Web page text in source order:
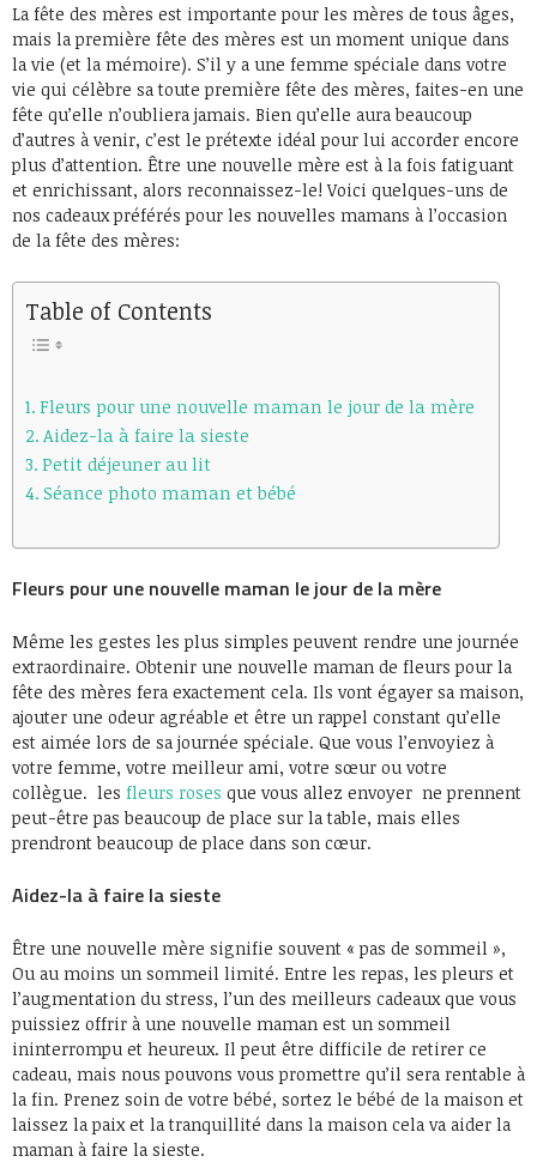
La fête des mères est importante pour les mères de tous âges,
mais la première fête des mères est un moment unique dans
la vie (et la mémoire). S’il y a une femme spéciale dans votre
vie qui célèbre sa toute première fête des mères, faites-en une
fête qu’elle n’oubliera jamais. Bien qu’elle aura beaucoup
d’autres à venir, c’est le prétexte idéal pour lui accorder encore
plus d’attention. Être une nouvelle mère est à la fois fatiguant
et enrichissant, alors reconnaissez-le! Voici quelques-uns de
nos cadeaux préférés pour les nouvelles mamans à l’occasion
de la fête des mères:
Table of Contents
Fleurs pour une nouvelle maman le jour de la mère
Aidez-la à faire la sieste
Petit déjeuner au lit
Séance photo maman et bébé
Fleurs pour une nouvelle maman le jour de la mère
Même les gestes les plus simples peuvent rendre une journée
extraordinaire. Obtenir une nouvelle maman de fleurs pour la
fête des mères fera exactement cela. Ils vont égayer sa maison,
ajouter une odeur agréable et être un rappel constant qu’elle
est aimée lors de sa journée spéciale. Que vous l’envoyiez à
votre femme, votre meilleur ami, votre sœur ou votre
collègue. les fleurs roses que vous allez envoyer ne prennent
peut-être pas beaucoup de place sur la table, mais elles
prendront beaucoup de place dans son cœur.
Aidez-la à faire la sieste
Être une nouvelle mère signifie souvent « pas de sommeil »,
Ou au moins un sommeil limité. Entre les repas, les pleurs et
l’augmentation du stress, l’un des meilleurs cadeaux que vous
puissiez offrir à une nouvelle maman est un sommeil
ininterrompu et heureux. Il peut être difficile de retirer ce
cadeau, mais nous pouvons vous promettre qu’il sera rentable à
la fin. Prenez soin de votre bébé, sortez le bébé de la maison et
laissez la paix et la tranquillité dans la maison cela va aider la
maman à faire la sieste.